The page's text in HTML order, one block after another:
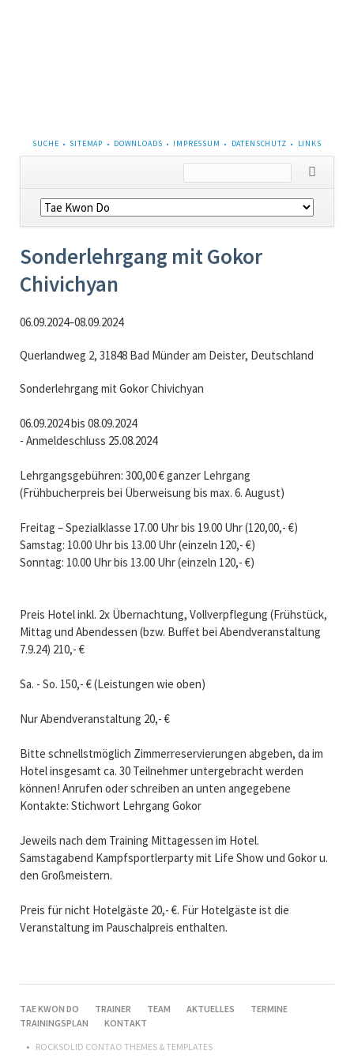
NAVIGATION
ÜBERSPRINGEN
SUCHE SITEMAP DOWNLOADS IMPRESSUM DATENSCHUTZ LINKS
Navigation
überspringen
Sonderlehrgang mit Gokor
Chivichyan
06.09.2024–08.09.2024
Querlandweg 2, 31848 Bad Münder am Deister, Deutschland
Sonderlehrgang mit Gokor Chivichyan
06.09.2024 bis 08.09.2024
- Anmeldeschluss 25.08.2024
Lehrgangsgebühren: 300,00 € ganzer Lehrgang
(Frühbucherpreis bei Überweisung bis max. 6. August)
Freitag – Spezialklasse 17.00 Uhr bis 19.00 Uhr (120,00,- €)
Samstag: 10.00 Uhr bis 13.00 Uhr (einzeln 120,- €)
Sonntag: 10.00 Uhr bis 13.00 Uhr (einzeln 120,- €)
Preis Hotel inkl. 2x Übernachtung, Vollverpflegung (Frühstück,
Mittag und Abendessen (bzw. Buffet bei Abendveranstaltung
7.9.24) 210,- €
Sa. - So. 150,- € (Leistungen wie oben)
Nur Abendveranstaltung 20,- €
Bitte schnellstmöglich Zimmerreservierungen abgeben, da im
Hotel insgesamt ca. 30 Teilnehmer untergebracht werden
können! Anrufen oder schreiben an unten angegebene
Kontakte: Stichwort Lehrgang Gokor
Jeweils nach dem Training Mittagessen im Hotel.
Samstagabend Kampfsportlerparty mit Life Show und Gokor u.
den Großmeistern.
Preis für nicht Hotelgäste 20,- €. Für Hotelgäste ist die
Veranstaltung im Pauschalpreis enthalten.
NAVIGATION
ÜBERSPRINGEN
TAE KWON DO TRAINER TEAM AKTUELLES
TERMINE
TRAININGSPLAN
KONTAKT
ROCKSOLID CONTAO THEMES & TEMPLATES